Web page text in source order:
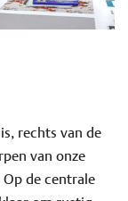
rechts van de
van onze
de centrale